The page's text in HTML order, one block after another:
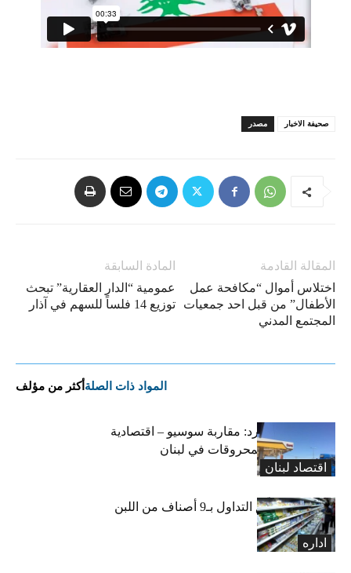
مصدر صحيفة الاخبار
المادة السابقة
عمومية “الدار العقارية” تبحث
توزيع 14 فلساً للسهم في آذار
المقالة القادمة
اختلاس أموال “مكافحة عمل
الأطفال” من قبل احد جمعيات
المجتمع المدني
المواد ذات الصلة أكثر من مؤلف
اقتصاد لبنان
التضخم المستورد: مقاربة سوسيو – اقتصادية
لارتفاع أسعار المحروقات في لبنان
اداره
«الاقتصاد» تعلّق التداول بـ9 أصناف من اللبن
واللبنة